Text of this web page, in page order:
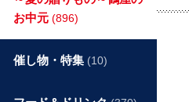
お中元 (896)
催し物・特集 (10)